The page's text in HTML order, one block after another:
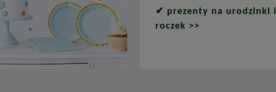
✔ prezenty na urodzinki i
roczek >>